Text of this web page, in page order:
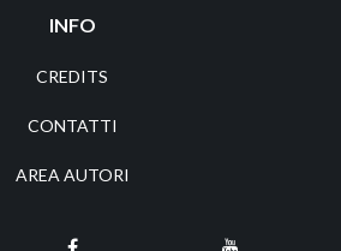
INFO
CREDITS
CONTATTI
AREA AUTORI